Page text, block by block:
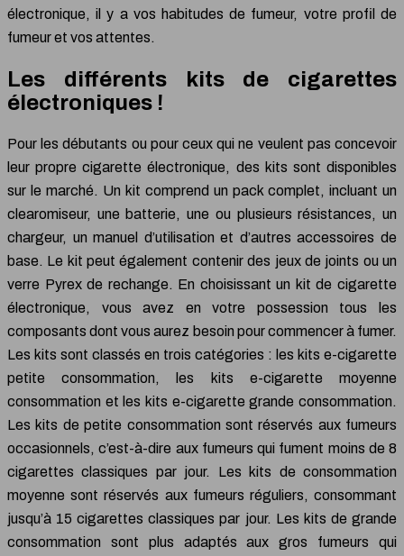
électronique, il y a vos habitudes de fumeur, votre profil de
fumeur et vos attentes.
Les différents kits de cigarettes
électroniques !
Pour les débutants ou pour ceux qui ne veulent pas concevoir
leur propre cigarette électronique, des kits sont disponibles
sur le marché. Un kit comprend un pack complet, incluant un
clearomiseur, une batterie, une ou plusieurs résistances, un
chargeur, un manuel d’utilisation et d’autres accessoires de
base. Le kit peut également contenir des jeux de joints ou un
verre Pyrex de rechange. En choisissant un kit de cigarette
électronique, vous avez en votre possession tous les
composants dont vous aurez besoin pour commencer à fumer.
Les kits sont classés en trois catégories : les kits e-cigarette
petite consommation, les kits e-cigarette moyenne
consommation et les kits e-cigarette grande consommation.
Les kits de petite consommation sont réservés aux fumeurs
occasionnels, c’est-à-dire aux fumeurs qui fument moins de 8
cigarettes classiques par jour. Les kits de consommation
moyenne sont réservés aux fumeurs réguliers, consommant
jusqu’à 15 cigarettes classiques par jour. Les kits de grande
consommation sont plus adaptés aux gros fumeurs qui